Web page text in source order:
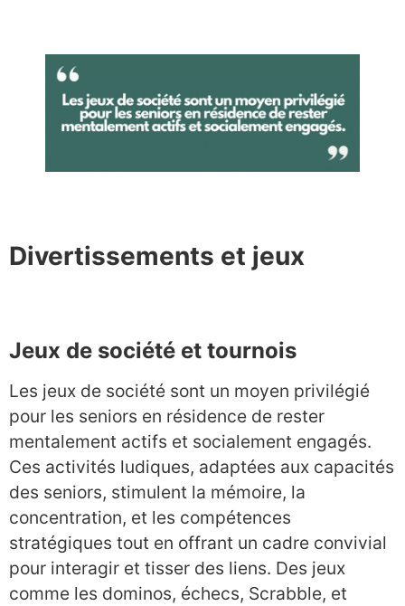
Divertissements et jeux
Jeux de société et tournois
Les jeux de société sont un moyen privilégié
pour les seniors en résidence de rester
mentalement actifs et socialement engagés.
Ces activités ludiques, adaptées aux capacités
des seniors, stimulent la mémoire, la
concentration, et les compétences
stratégiques tout en offrant un cadre convivial
pour interagir et tisser des liens. Des jeux
comme les dominos, échecs, Scrabble, et